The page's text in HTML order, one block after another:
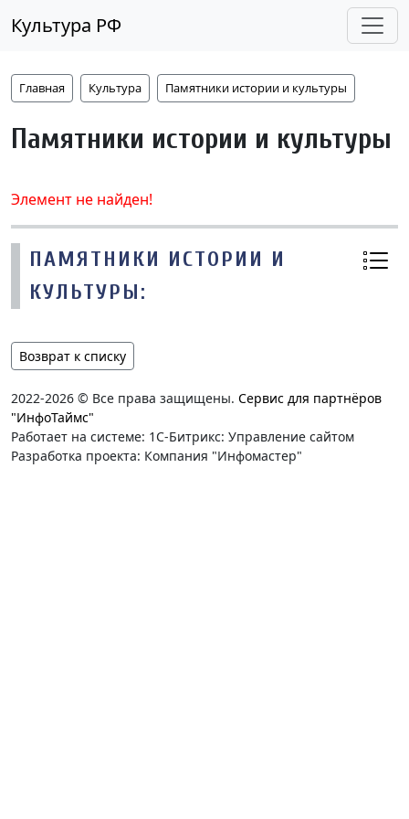
Культура РФ
Главная Культура Памятники истории и культуры
Памятники истории и культуры
Элемент не найден!
ПАМЯТНИКИ ИСТОРИИ И
КУЛЬТУРЫ:
Возврат к списку
2022-2026 © Все права защищены. Сервис для партнёров
"ИнфоТаймс"
Работает на системе: 1С-Битрикс: Управление сайтом
Разработка проекта: Компания "Инфомастер"